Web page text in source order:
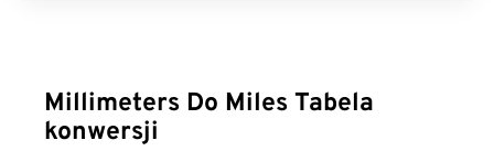
Millimeters Do Miles Tabela
konwersji